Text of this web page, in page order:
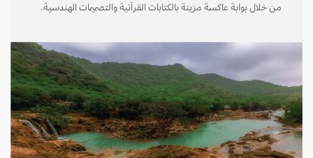
من خلال بوابة عاكسة مزينة بالكتابات القرآنية والتصميمات الهندسية.